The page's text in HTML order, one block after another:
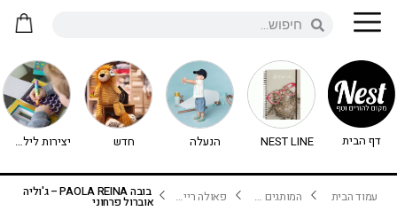
דף הבית NEST LINE הנעלה חדש יצירות לילדים - יצירה לילדים
עמוד הבית המותגים שלנו פאולה ריינה Paola Reina בובה PAOLA REINA – ג'וליה
אוברול פרחוני